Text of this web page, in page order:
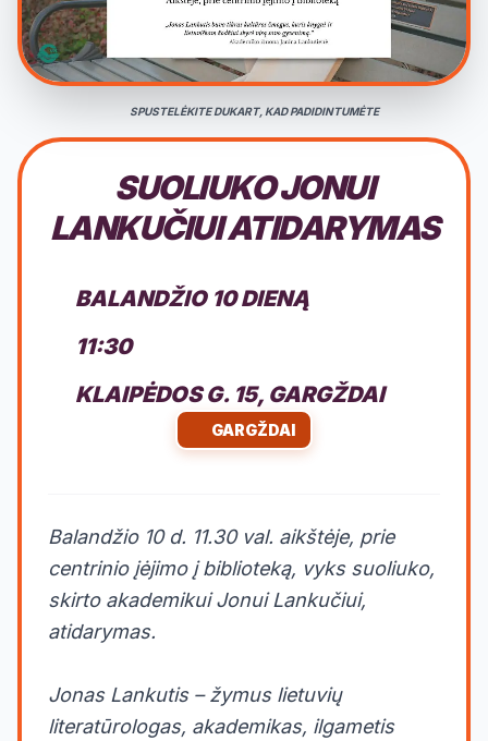
SPUSTELĖKITE DUKART, KAD PADIDINTUMĖTE
SUOLIUKO JONUI
LANKUČIUI ATIDARYMAS
BALANDŽIO 10 DIENĄ
11:30
KLAIPĖDOS G. 15, GARGŽDAI
GARGŽDAI
Balandžio 10 d. 11.30 val. aikštėje, prie
centrinio įėjimo į biblioteką, vyks suoliuko,
skirto akademikui Jonui Lankučiui,
atidarymas.
Jonas Lankutis – žymus lietuvių
literatūrologas, akademikas, ilgametis